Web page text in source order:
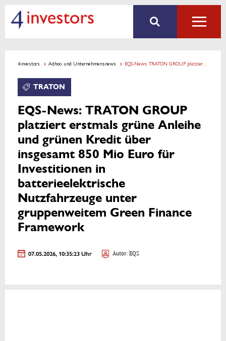
4investors Adhoc- und Unternehmensnews EQS-News: TRATON GROUP platziert erstmals grüne Anleihe und grünen Kredit über insgesamt 850 Mio Euro für Investitionen in batterieelektrische Nutzfahrzeuge unter gruppenweitem Green Finance Framework
TRATON
EQS-News: TRATON GROUP
platziert erstmals grüne Anleihe
und grünen Kredit über
insgesamt 850 Mio Euro für
Investitionen in
batterieelektrische
Nutzfahrzeuge unter
gruppenweitem Green Finance
Framework
07.05.2026, 10:35:23 Uhr Autor: EQS